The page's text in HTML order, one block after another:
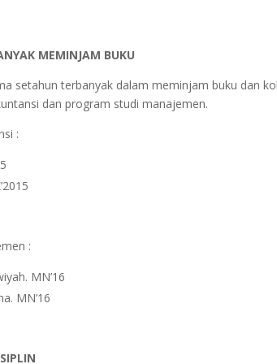
MEMINJAM BUKU
setahun terbanyak dalam meminjam buku dan
dan program studi manajemen.
:
:
MN’16
MN’16